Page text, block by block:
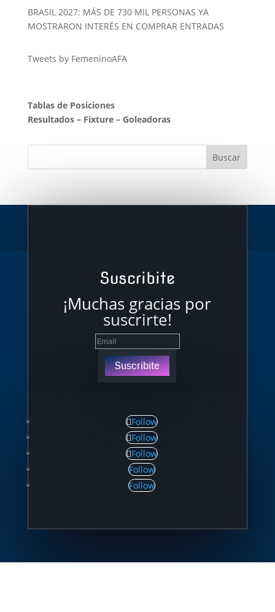
BRASIL 2027: MÁS DE 730 MIL PERSONAS YA
MOSTRARON INTERÉS EN COMPRAR ENTRADAS
Tweets by FemeninoAFA
Tablas de Posiciones
Resultados– Fixture– Goleadoras
Suscribite
¡Muchas gracias por
suscrirte!
Suscribite
Follow
Follow
Follow
Follow
Follow